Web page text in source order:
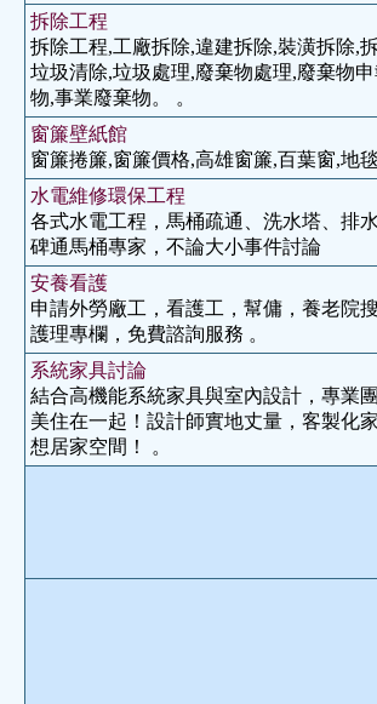
拆除工程
拆除工程,工廠拆除,違建拆除,裝潢拆除,
垃圾清除,垃圾處理,廢棄物處理,廢棄物
物,事業廢棄物。 。
窗簾壁紙館
窗簾捲簾,窗簾價格,高雄窗簾,百葉窗,地
水電維修環保工程
各式水電工程，馬桶疏通、洗水塔、排
碑通馬桶專家，不論大小事件討論
安養看護
申請外勞廠工，看護工，幫傭，養老院
護理專欄，免費諮詢服務 。
系統家具討論
結合高機能系統家具與室內設計，專業
美住在一起！設計師實地丈量，客製化
想居家空間！ 。